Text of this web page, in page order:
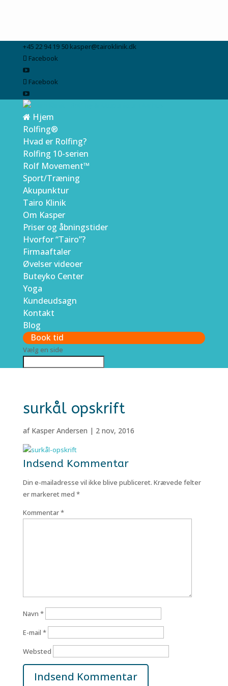
+45 22 94 19 50 kasper@tairoklinik.dk
Facebook
Facebook
Hjem
Rolfing®
Hvad er Rolfing?
Rolfing 10-serien
Rolf Movement™
Sport/Træning
Akupunktur
Tairo Klinik
Om Kasper
Priser og åbningstider
Hvorfor “Tairo”?
Firmaaftaler
Øvelser videoer
Buteyko Center
Yoga
Kundeudsagn
Kontakt
Blog
Book tid
Vælg en side
surkål opskrift
af Kasper Andersen | 2 nov, 2016
Indsend Kommentar
Din e-mailadresse vil ikke blive publiceret. Krævede felter
er markeret med *
Kommentar*
Navn *
E-mail *
Websted